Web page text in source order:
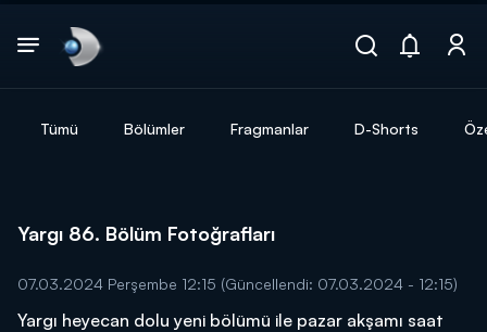
Tümü Bölümler Fragmanlar D-Shorts
Yargı 86. Bölüm Fotoğrafları
07.03.2024 Perşembe 12:15 (Güncellendi: 07.03.2024 - 12:15)
Yargı heyecan dolu yeni bölümü ile pazar akşamı saat